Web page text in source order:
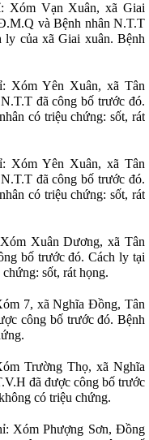
Xóm Vạn Xuân, xã Giai
và Bệnh nhân N.T.T
của xã Giai xuân. Bệnh
Xóm Yên Xuân, xã Tân
đã công bố trước đó.
có triệu chứng: sốt, rát
Xóm Yên Xuân, xã Tân
đã công bố trước đó.
có triệu chứng: sốt, rát
Xuân Dương, xã Tân
bố trước đó. Cách ly tại
sốt, rát họng.
7, xã Nghĩa Đồng, Tân
công bố trước đó. Bệnh
Trường Thọ, xã Nghĩa
đã được công bố trước
có triệu chứng.
Xóm Phượng Sơn, Đồng